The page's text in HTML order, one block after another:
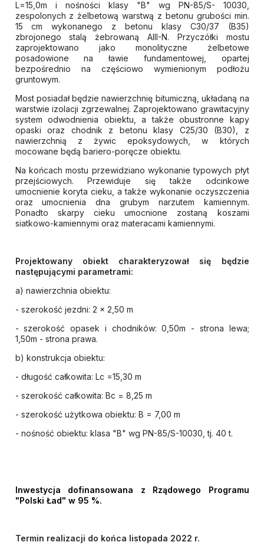
L=15,0m i nośności klasy "B" wg PN-85/S- 10030,
zespolonych z żelbetową warstwą z betonu grubości min.
15 cm wykonanego z betonu klasy C30/37 (B35)
zbrojonego stalą żebrowaną AIII-N. Przyczółki mostu
zaprojektowano jako monolityczne żelbetowe
posadowione na ławie fundamentowej, opartej
bezpośrednio na częściowo wymienionym podłożu
gruntowym.
Most posiadał będzie nawierzchnię bitumiczną, układaną na
warstwie izolacji zgrzewalnej. Zaprojektowano grawitacyjny
system odwodnienia obiektu, a także obustronne kapy
opaski oraz chodnik z betonu klasy C25/30 (B30), z
nawierzchnią z żywic epoksydowych, w których
mocowane będą bariero-poręcze obiektu.
Na końcach mostu przewidziano wykonanie typowych płyt
przejściowych. Przewiduje się także odcinkowe
umocnienie koryta cieku, a także wykonanie oczyszczenia
oraz umocnienia dna grubym narzutem kamiennym.
Ponadto skarpy cieku umocnione zostaną koszami
siatkowo-kamiennymi oraz materacami kamiennymi.
Projektowany obiekt charakteryzował się będzie
następującymi parametrami:
a) nawierzchnia obiektu:
- szerokość jezdni: 2 x 2,50 m
- szerokość opasek i chodników: 0,50m - strona lewa;
1,50m - strona prawa.
b) konstrukcja obiektu:
- długość całkowita: Lc =15,30 m
- szerokość całkowita: Bc = 8,25 m
- szerokość użytkowa obiektu: B = 7,00 m
- nośność obiektu: klasa "B" wg PN-85/S-10030, tj. 40 t.
Inwestycja dofinansowana z Rządowego Programu
"Polski Ład" w 95 %.
Termin realizacji do końca listopada 2022 r.